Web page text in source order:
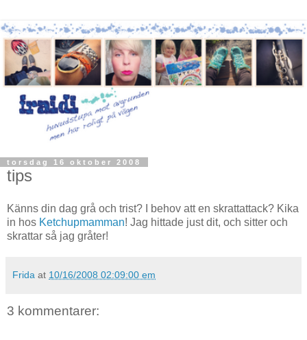
torsdag 16 oktober 2008
tips
Känns din dag grå och trist? I behov att en skrattattack? Kika
in hos Ketchupmamman! Jag hittade just dit, och sitter och
skrattar så jag gråter!
Frida at 10/16/2008 02:09:00 em
3 kommentarer: